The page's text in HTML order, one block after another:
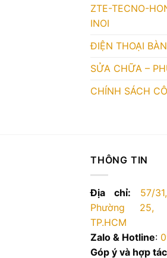
ZTE-TECNO-
INOI
ĐIỆN THOẠI
SỬA CHỮA –
CHÍNH SÁCH
THÔNG TIN
Địa chỉ:
57/
Phường 25,
TP.HCM
Zalo & Hotline:
Góp ý và hợp tác